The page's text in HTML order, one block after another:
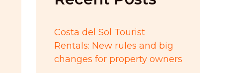
Costa del Sol Tourist
Rentals: New rules and big
changes for property owners